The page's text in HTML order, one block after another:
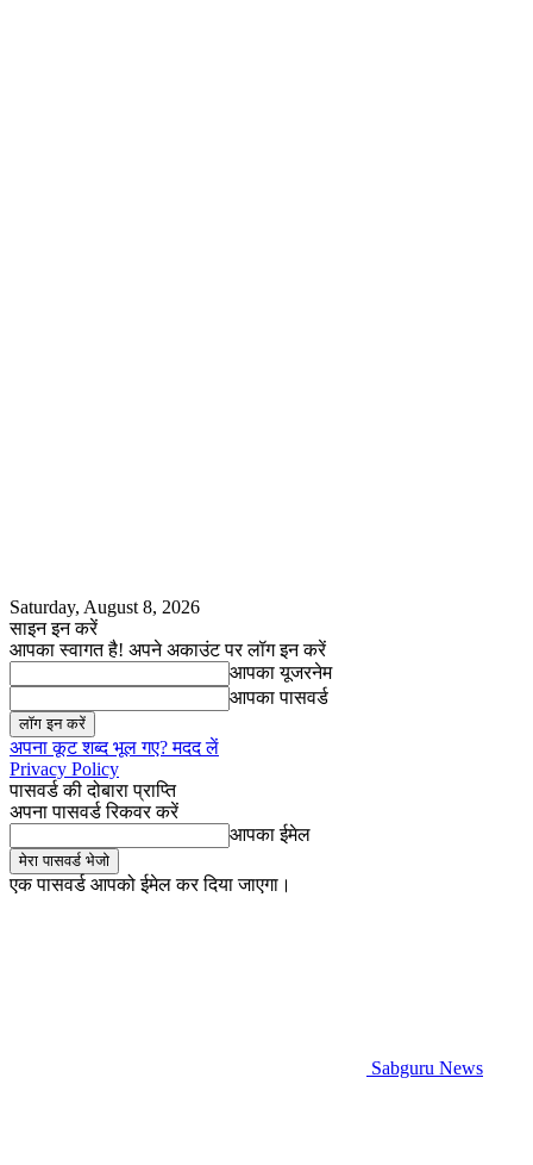
Saturday, August 8, 2026
साइन इन करें
आपका स्वागत है! अपने अकाउंट पर लॉग इन करें
आपका यूजरनेम
आपका पासवर्ड
अपना कूट शब्द भूल गए? मदद लें
Privacy Policy
पासवर्ड की दोबारा प्राप्ति
अपना पासवर्ड रिकवर करें
आपका ईमेल
एक पासवर्ड आपको ईमेल कर दिया जाएगा।
Sabguru News